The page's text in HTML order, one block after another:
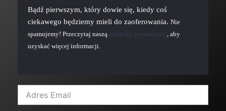
Bądź pierwszym, który dowie się, kiedy coś
ciekawego będziemy mieli do zaoferowania. Nie
spamujemy! Przeczytaj naszą politykę prywatności , aby
uzyskać więcej informacji.